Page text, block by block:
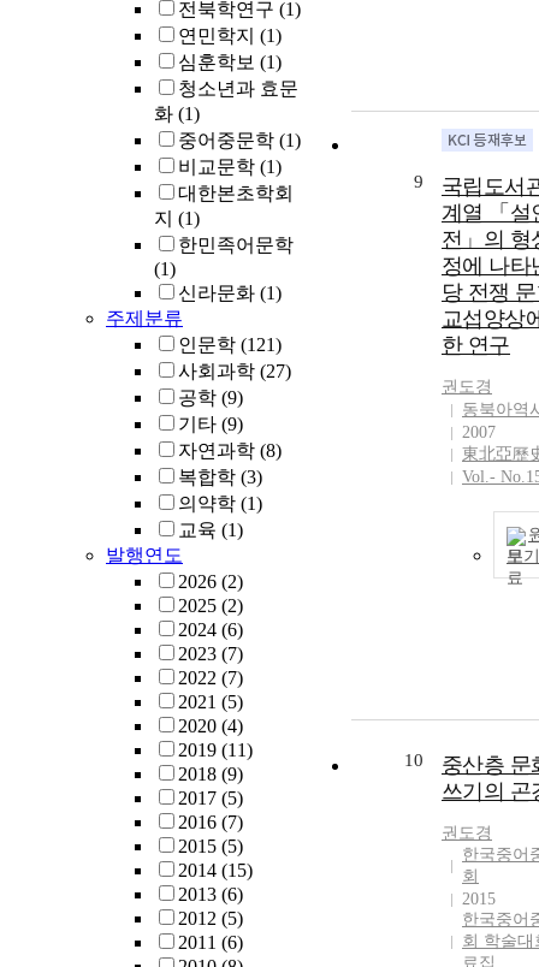
전북학연구 (1)
연민학지 (1)
심훈학보 (1)
청소년과 효문
화 (1)
중어중문학 (1)
비교문학 (1)
대한본초학회
지 (1)
한민족어문학
(1)
신라문화 (1)
주제분류
인문학 (121)
사회과학 (27)
공학 (9)
기타 (9)
자연과학 (8)
복합학 (3)
의약학 (1)
교육 (1)
발행연도
2026 (2)
2025 (2)
2024 (6)
2023 (7)
2022 (7)
2021 (5)
2020 (4)
2019 (11)
2018 (9)
2017 (5)
2016 (7)
2015 (5)
2014 (15)
2013 (6)
2012 (5)
2011 (6)
9
국립도서
계열 「설
전」의 형
정에 나타
당 전쟁
교섭양상
한 연구
권도경
동북아역
2007
東北亞歷
Vol.-
보기
10
중산층 문
쓰기의 곤
권도경
한국중어
회
2015
한국중어
회 학술대
료집